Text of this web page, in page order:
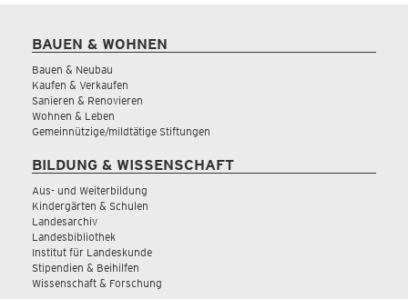
BAUEN & WOHNEN
Bauen & Neubau
Kaufen & Verkaufen
Sanieren & Renovieren
Wohnen & Leben
Gemeinnützige/mildtätige Stiftungen
BILDUNG & WISSENSCHAFT
Aus- und Weiterbildung
Kindergärten & Schulen
Landesarchiv
Landesbibliothek
Institut für Landeskunde
Stipendien & Beihilfen
Wissenschaft & Forschung